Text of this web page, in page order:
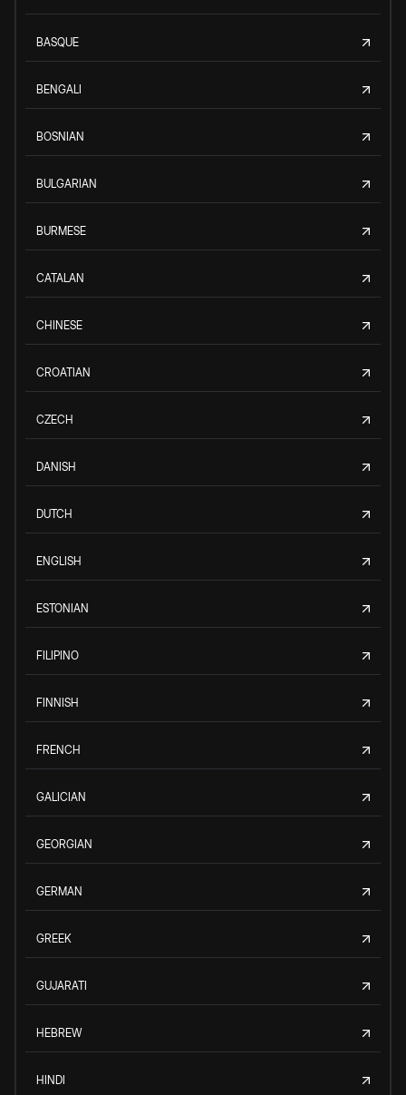
BASQUE
BENGALI
BOSNIAN
BULGARIAN
BURMESE
CATALAN
CHINESE
CROATIAN
CZECH
DANISH
DUTCH
ENGLISH
ESTONIAN
FILIPINO
FINNISH
FRENCH
GALICIAN
GEORGIAN
GERMAN
GREEK
GUJARATI
HEBREW
HINDI